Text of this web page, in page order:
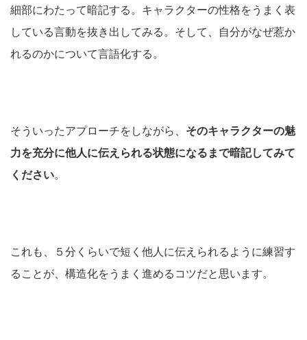
細部にわたって暗記する。キャラクターの性格をうまく表
している言動を抜き出してみる。そして、自分がなぜ惹か
れるのかについて言語化する。
そういったアプローチをしながら、 そのキャラクターの魅
力を充分に他人に伝えられる状態になるまで暗記してみて
ください。
これも、５分くらいで短く他人に伝えられるように練習す
ることが、構造化をうまく進めるコツだと思います。